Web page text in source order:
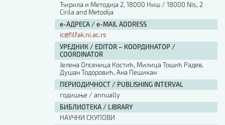
Ћирила и Методија 2, 18000 Ниш / 18000 Nis, 2
Cirila and Metodija
е-АДРЕСА / e-MAIL ADDRESS
ic@filfak.ni.ac.rs
УРЕДНИК / EDITOR – КООРДИНАТОР /
COORDINATOR
Јелена Опсеница Костић, Милица Тошић Радев,
Душан Тодоровић, Ана Пешикан
ПЕРИОДИЧНОСТ / PUBLISHING INTERVAL
годишње / annually
БИБЛИОТЕКА / LIBRARY
НАУЧНИ СКУПОВИ